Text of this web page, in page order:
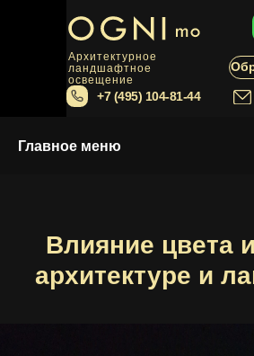
Архитектурное
ландшафтное
освещение
+7 (495) 104-81-44
Главное меню
Влияние цвета
архитектуре и